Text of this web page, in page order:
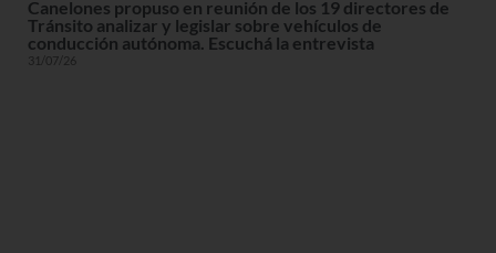
Canelones propuso en reunión de los 19 directores de
Tránsito analizar y legislar sobre vehículos de
conducción autónoma. Escuchá la entrevista
31/07/26